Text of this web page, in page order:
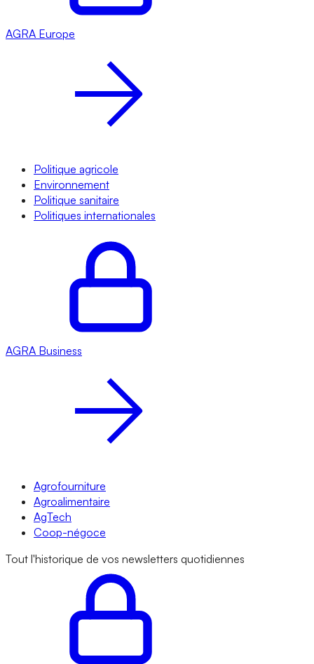
AGRA Europe
Politique agricole
Environnement
Politique sanitaire
Politiques internationales
AGRA Business
Agrofourniture
Agroalimentaire
AgTech
Coop-négoce
Tout l'historique de vos newsletters quotidiennes